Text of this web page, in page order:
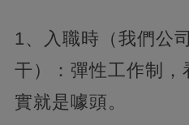
1、入職時（我們公
干）：彈性工作制，
實就是噱頭。